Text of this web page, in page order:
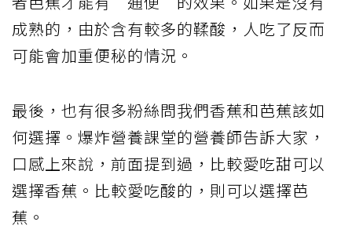
成熟的，由於含有較多的鞣酸，人吃了反而
可能會加重便秘的情況。
最後，也有很多粉絲問我們香蕉和芭蕉該如
何選擇。爆炸營養課堂的營養師告訴大家，
口感上來說，前面提到過，比較愛吃甜可以
選擇香蕉。比較愛吃酸的，則可以選擇芭
蕉。